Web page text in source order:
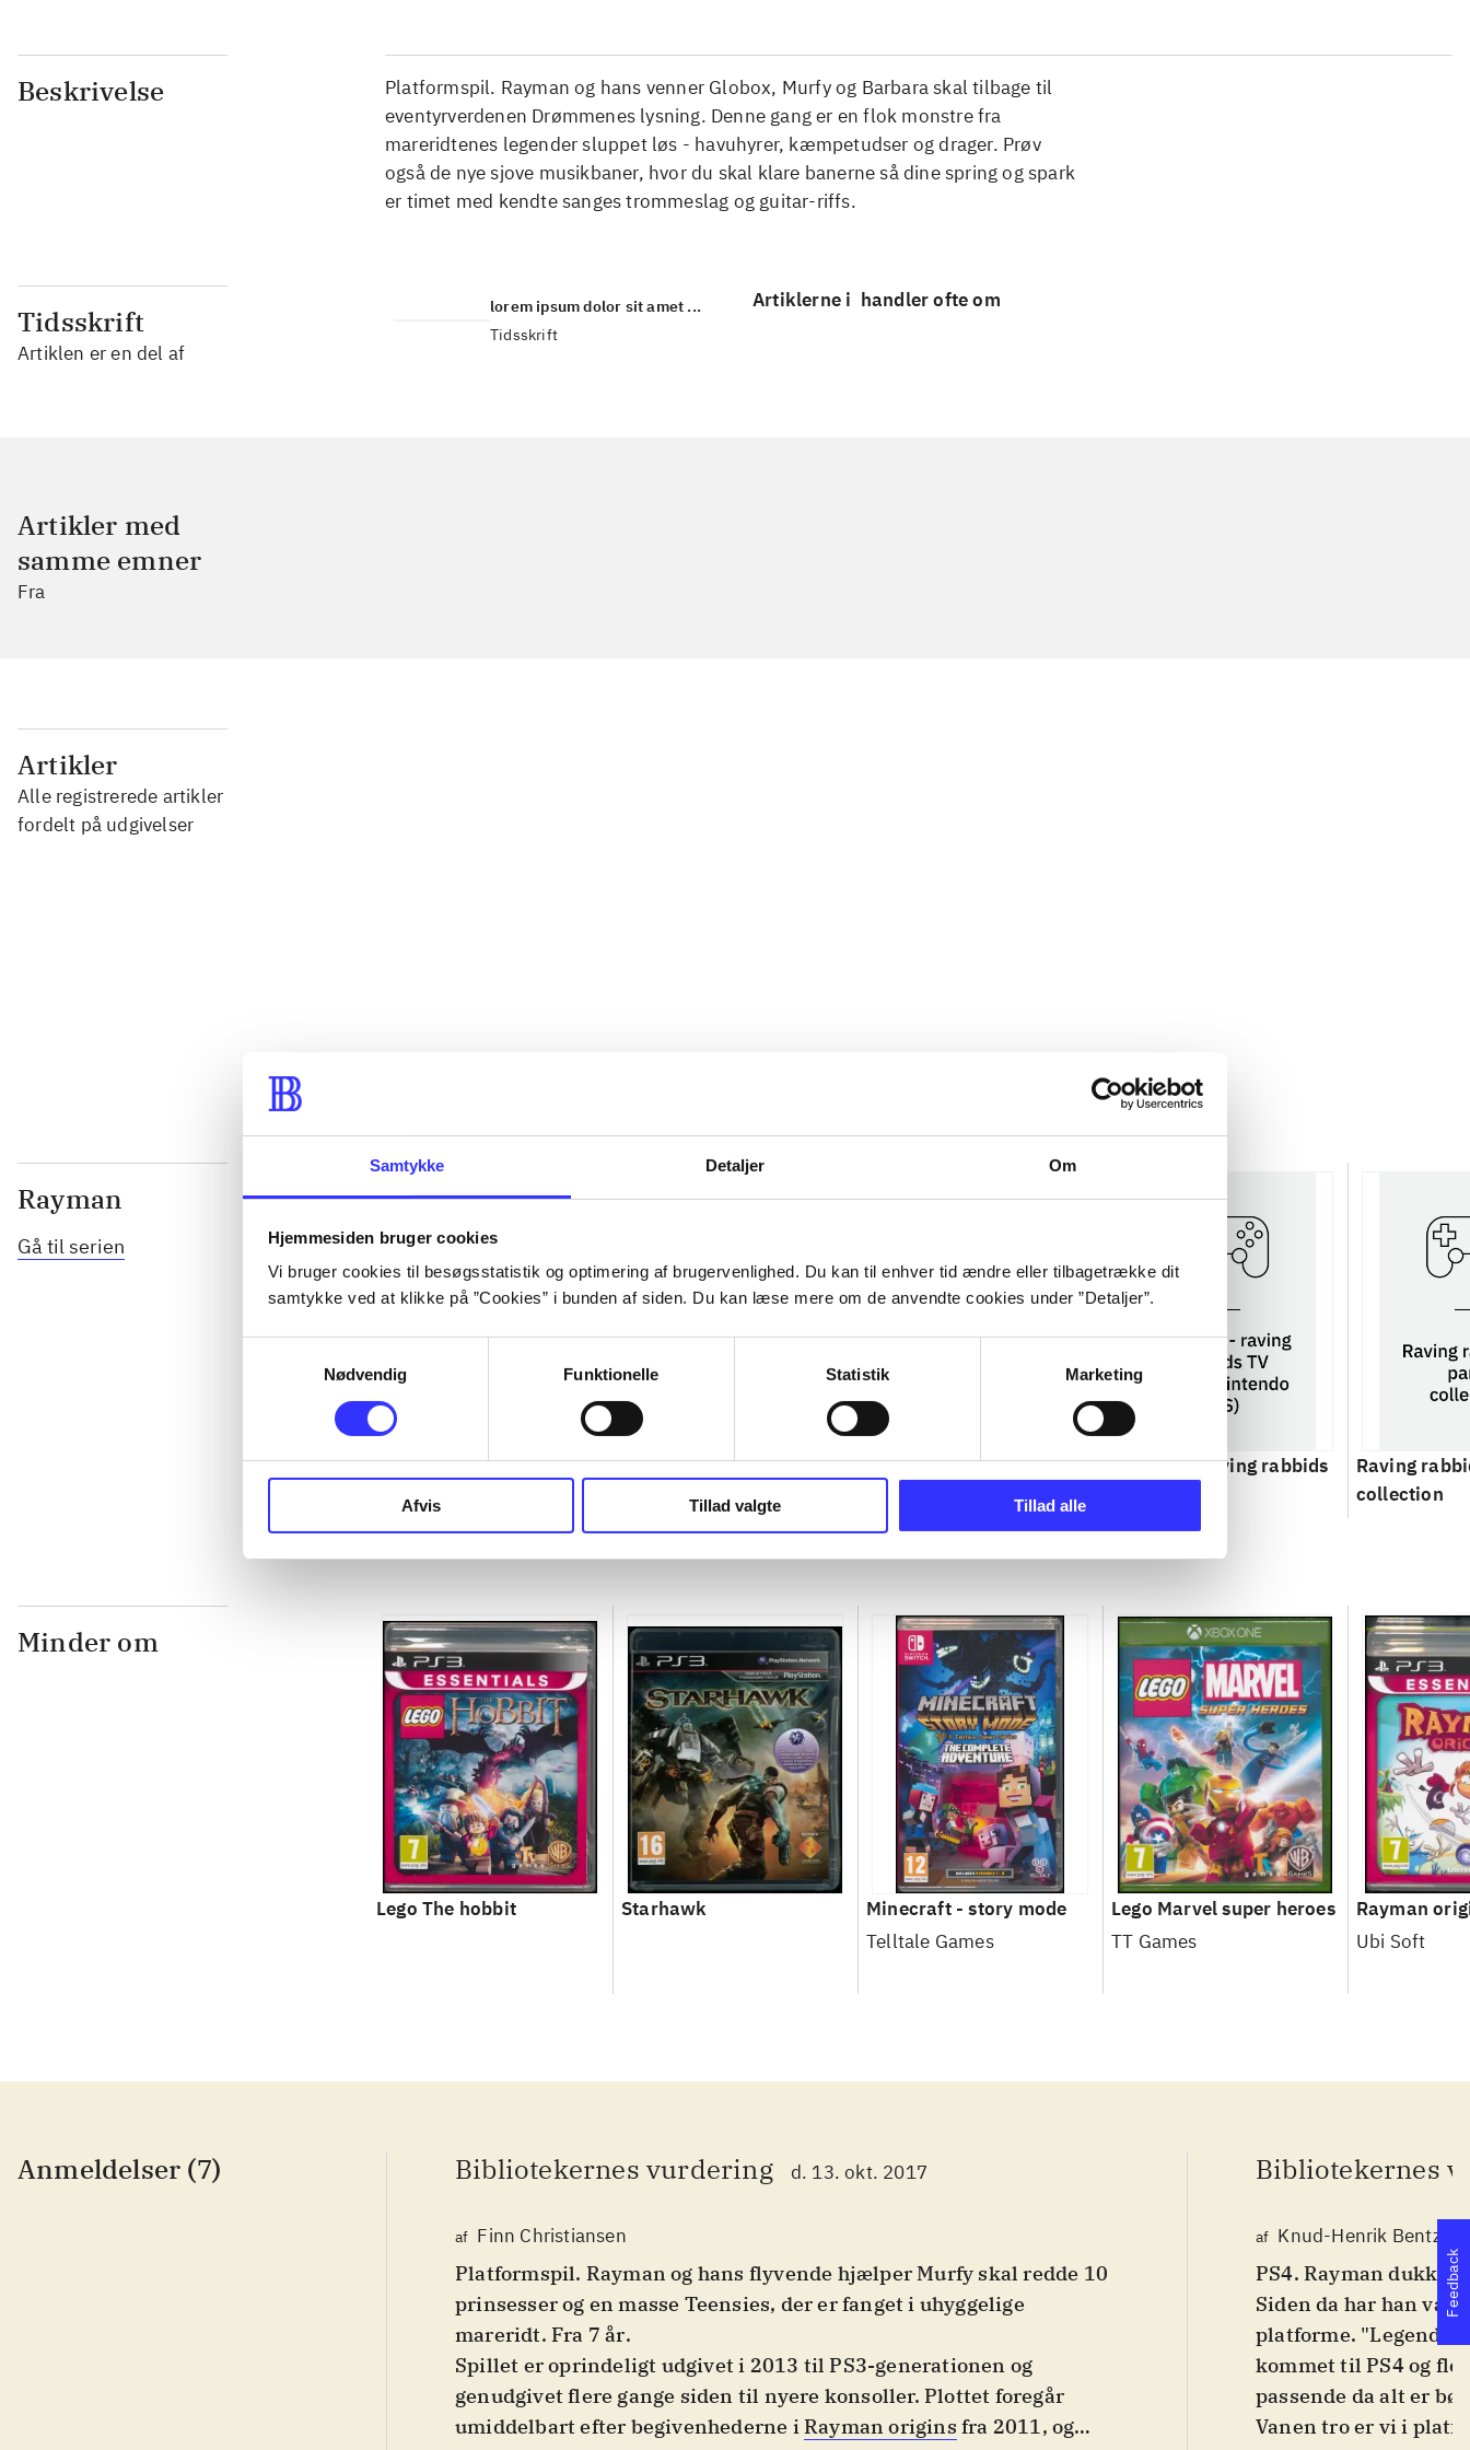
Samtykke Detaljer Om
Hjemmesiden bruger cookies
Vi bruger cookies til besøgsstatistik og optimering af brugervenlighed. Du kan til enhver tid ændre eller tilbagetrække dit
samtykke ved at klikke på ”Cookies” i bunden af siden. Du kan læse mere om de anvendte cookies under ”Detaljer”.
Nødvendig
Funktionelle Statistik Marketing
Afvis Tillad valgte Tillad alle
Beskrivelse
Platformspil. Rayman og hans venner Globox, Murfy og Barbara skal tilbage til
eventyrverdenen Drømmenes lysning. Denne gang er en flok monstre fra
mareridtenes legender sluppet løs - havuhyrer, kæmpetudser og drager. Prøv
også de nye sjove musikbaner, hvor du skal klare banerne så dine spring og spark
er timet med kendte sanges trommeslag og guitar-riffs.
Tidsskrift
Artiklen er en del af
lorem ipsum dolor sit amet ...
Tidsskrift
Artiklerne i handler ofte om
Artikler med
samme emner
Fra
Artikler
Alle registrerede artikler
fordelt på udgivelser
Rayman
Gå til serien
Rayman M
Philippe Blanchet
Rayman 3
Michel Ancel
Rayman - raving rabbids
Rayman - raving rabbids
Raving
collection
Minder om
Lego The hobbit Starhawk
Minecraft - story mode
Telltale Games
Lego Marvel super heroes
TT Games
Rayman
Ubi Soft
Anmeldelser (7) Bibliotekernes vurdering d. 13. okt. 2017
af Finn Christiansen
Platformspil. Rayman og hans flyvende hjælper Murfy skal redde 10
prinsesser og en masse Teensies, der er fanget i uhyggelige
mareridt. Fra 7 år.
Spillet er oprindeligt udgivet i 2013 til PS3-generationen og
genudgivet flere gange siden til nyere konsoller. Plottet foregår
umiddelbart efter begivenhederne iRayman origins fra 2011, og
Bibliotekernes
af Knud-Henrik Bentzen
PS4. Rayman
Siden da har han
platforme. "Legends"
kommet til PS4 og
passende da alt er
Vanen tro er vi i
Feedback